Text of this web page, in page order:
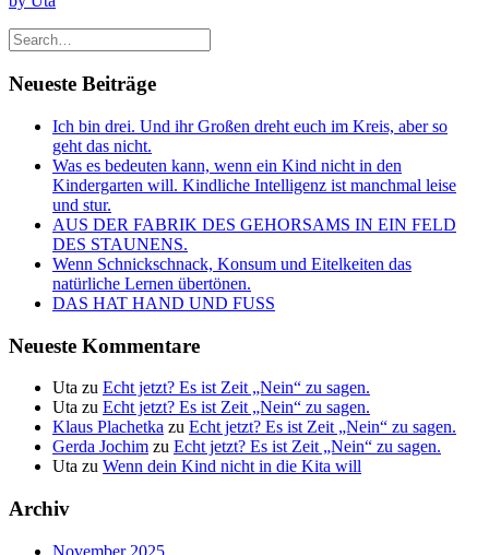
Neueste Beiträge
Ich bin drei. Und ihr Großen dreht euch im Kreis, aber so
geht das nicht.
Was es bedeuten kann, wenn ein Kind nicht in den
Kindergarten will. Kindliche Intelligenz ist manchmal leise
und stur.
AUS DER FABRIK DES GEHORSAMS IN EIN FELD
DES STAUNENS.
Wenn Schnickschnack, Konsum und Eitelkeiten das
natürliche Lernen übertönen.
DAS HAT HAND UND FUSS
Neueste Kommentare
Uta zu Echt jetzt? Es ist Zeit „Nein“ zu sagen.
Uta zu Echt jetzt? Es ist Zeit „Nein“ zu sagen.
Klaus Plachetka zu Echt jetzt? Es ist Zeit „Nein“ zu sagen.
Gerda Jochim zu Echt jetzt? Es ist Zeit „Nein“ zu sagen.
Uta zu Wenn dein Kind nicht in die Kita will
Archiv
November 2025